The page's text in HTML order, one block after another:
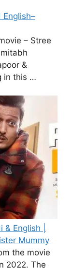
– Stree
&
in this …
English |
Mummy
the movie
2022. The